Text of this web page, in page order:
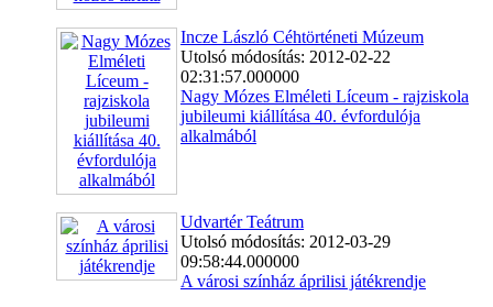
Incze László Céhtörténeti Múzeum
Utolsó módosítás: 2012-02-22
02:31:57.000000
Nagy Mózes Elméleti Líceum - rajziskola
jubileumi kiállítása 40. évfordulója
alkalmából
Udvartér Teátrum
Utolsó módosítás: 2012-03-29
09:58:44.000000
A városi színház áprilisi játékrendje